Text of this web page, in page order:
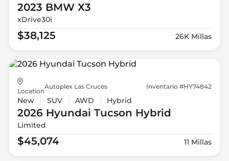
2023 BMWX3
xDrive30i
$38,125 26K Millas
Location
Autoplex Las Cruces Inventario #HY74842
New SUV AWD Hybrid
2026 Hyundai Tucson Hybrid
Limited
$45,074 11 Millas